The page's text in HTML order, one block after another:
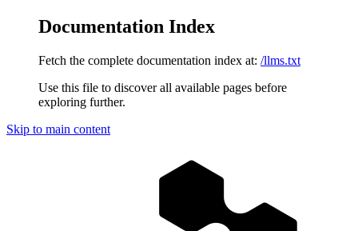
Documentation Index
Fetch the complete documentation index at: /llms.txt
Use this file to discover all available pages before
exploring further.
Skip to main content